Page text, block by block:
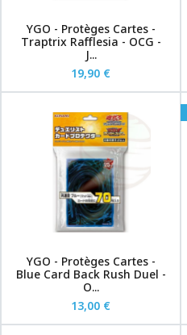
YGO - Protèges Cartes -
Traptrix Rafflesia - OCG -
J...
19,90 €
YGO - Protèges Cartes -
Blue Card Back Rush Duel -
O...
13,00 €